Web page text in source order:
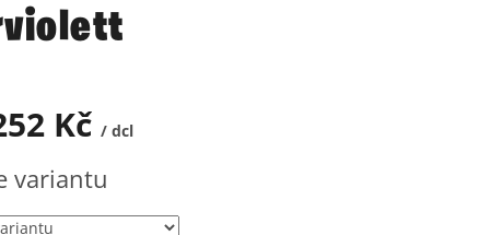
Kč / dcl
variantu